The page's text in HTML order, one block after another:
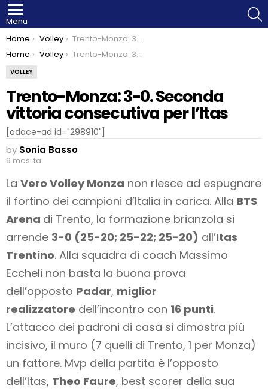
Menu
You are here:
Home Volley
Trento-Monza: 3-0. Seconda vittoria consecutiva per l’Itas
You are here:
Home Volley Trento-Monza: 3-0. Seconda vittoria consecutiva per l’Itas
VOLLEY
Trento-Monza: 3-0. Seconda
vittoria consecutiva per l’Itas
[adace-ad id="298910"]
by Sonia Basso
9 mesi fa
La Vero Volley Monza non riesce ad espugnare
il fortino dei campioni d’Italia in carica. Alla BTS
Arena di Trento, la formazione brianzola si
arrende 3-0 (25-20; 25-22; 25-20) all’Itas
Trentino. Alla squadra di coach Massimo
Eccheli non basta la buona prova
dell’opposto Padar, miglior
realizzatore dell’incontro con 16 punti.
L’attacco dei padroni di casa si dimostra più
incisivo, il muro (7 quelli di Trento, 1 per Monza)
un fattore. Mvp della partita è l’opposto
dell’Itas, Theo Faure, best scorer della sua